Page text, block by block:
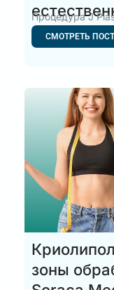
Процедура J
более
СМОТРЕТЬ ПОСТ
зоны